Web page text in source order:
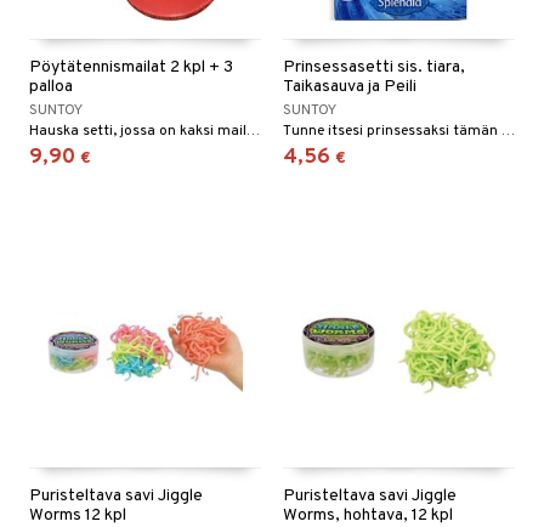
Pöytätennismailat 2 kpl + 3
palloa
SUNTOY
Hauska setti, jossa on kaksi mailaa ja kolme palloa!
9,90 €
Prinsessasetti sis. tiara,
Taikasauva ja Peili
SUNTOY
Tunne itsesi prinsessaksi tämän suloisen setin avulla.
4,56 €
Puristeltava savi Jiggle
Worms 12 kpl
Puristeltava savi Jiggle
Worms, hohtava, 12 kpl